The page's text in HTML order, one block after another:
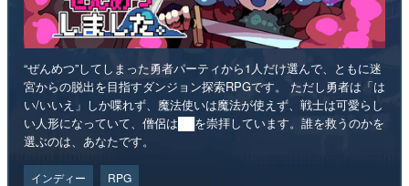
“ぜんめつ”してしまった勇者パーティから1人だけ選んで、ともに迷
宮からの脱出を目指すダンジョン探索RPGです。 ただし勇者は「は
い/いいえ」しか喋れず、魔法使いは魔法が使えず、戦士は可愛らし
い人形になっていて、僧侶は██を崇拝しています。誰を救うのかを
選ぶのは、あなたです。
インディー RPG